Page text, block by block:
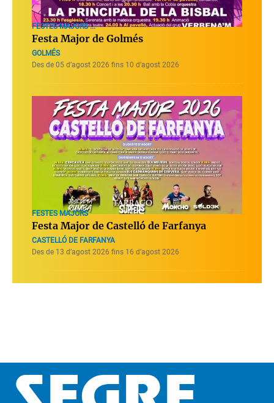
FESTES MAJORS ...
Festa Major de Golmés
GOLMÉS
Des de 05 d’agost 2026 fins 10 d’agost 2026
FESTES MAJORS
Festa Major de Castelló de Farfanya
CASTELLÓ DE FARFANYA
Des de 13 d’agost 2026 fins 16 d’agost 2026